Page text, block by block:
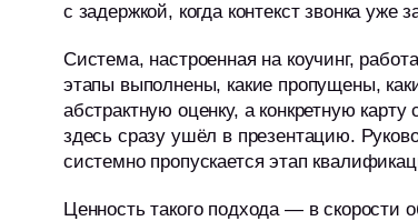
с задержкой, когда контекст звонка уже
Система, настроенная на коучинг,
этапы выполнены, какие пропущены,
абстрактную оценку, а конкретную
здесь сразу ушёл в презентацию.
системно пропускается этап
Ценность такого подхода — в скорости